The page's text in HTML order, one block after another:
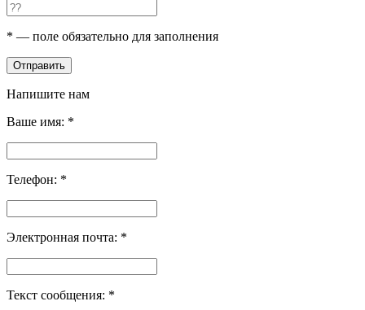
* — поле обязательно для заполнения
Отправить
Напишите нам
Ваше имя: *
Телефон: *
Электронная почта: *
Текст сообщения: *